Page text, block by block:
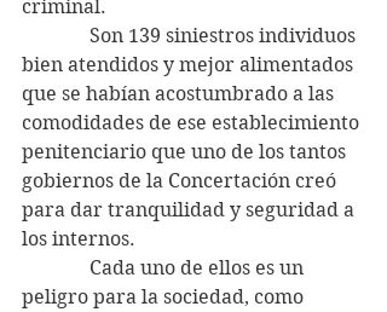
criminal.
Son 139 siniestros individuos
bien atendidos y mejor alimentados
que se habían acostumbrado a las
comodidades de ese establecimiento
penitenciario que uno de los tantos
gobiernos de la Concertación creó
para dar tranquilidad y seguridad a
los internos.
Cada uno de ellos es un
peligro para la sociedad, como